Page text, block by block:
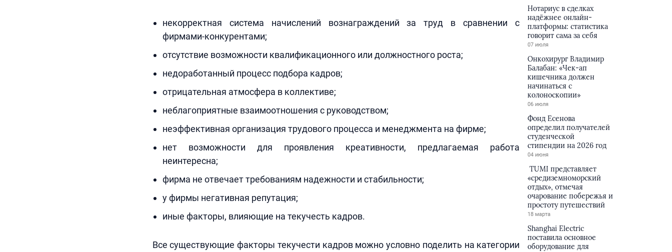
некорректная система начислений вознаграждений за труд в сравнении с
фирмами-конкурентами;
отсутствие возможности квалификационного или должностного роста;
недоработанный процесс подбора кадров;
отрицательная атмосфера в коллективе;
неблагоприятные взаимоотношения с руководством;
неэффективная организация трудового процесса и менеджмента на фирме;
нет возможности для проявления креативности, предлагаемая работа
неинтересна;
фирма не отвечает требованиям надежности и стабильности;
у фирмы негативная репутация;
иные факторы, влияющие на текучесть кадров.
Все существующие факторы текучести кадров можно условно поделить на категории
Нотариус в сделках
надёжнее онлайн-
платформы: статистика
говорит сама за себя
07 июля
Онкохирург Владимир
Балабан: «Чек-ап
кишечника должен
начинаться с
колоноскопии»
06 июля
Фонд Есенова
определил получателей
студенческой
стипендии на 2026 год
04 июня
TUMI представляет
«средиземноморский
отдых», отмечая
очарование побережья и
простоту путешествий
18 марта
Shanghai Electric
поставила основное
оборудование для